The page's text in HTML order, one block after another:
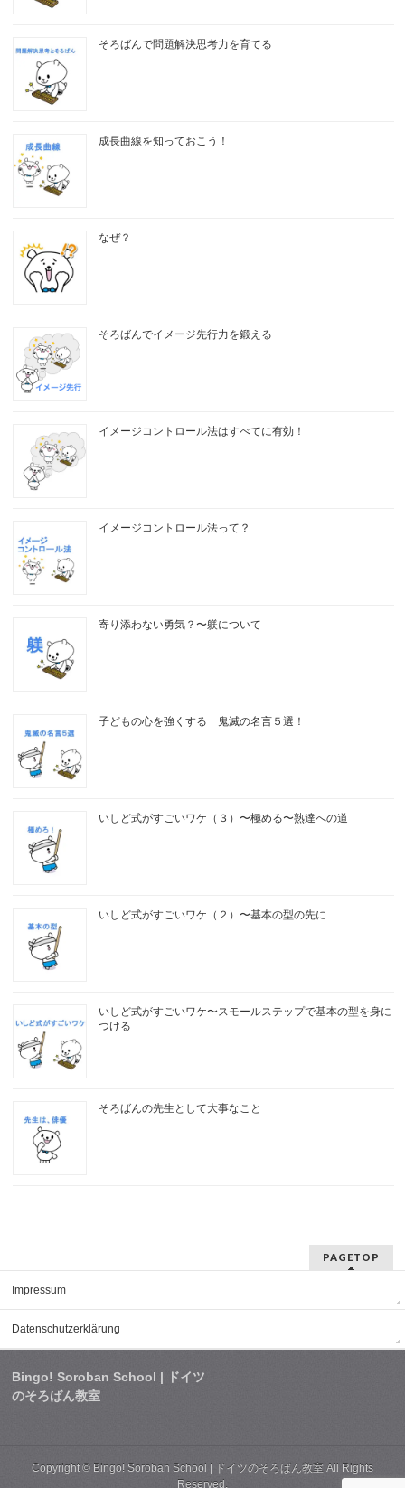
そろばんで問題解決思考力を育てる
成長曲線を知っておこう！
なぜ？
そろばんでイメージ先行力を鍛える
イメージコントロール法はすべてに有効！
イメージコントロール法って？
寄り添わない勇気？〜躾について
子どもの心を強くする 鬼滅の名言５選！
いしど式がすごいワケ（３）〜極める〜熟達への道
いしど式がすごいワケ（２）〜基本の型の先に
いしど式がすごいワケ〜スモールステップで基本の型を身に
つける
そろばんの先生として大事なこと
PAGETOP
Impressum
Datenschutzerklärung
Bingo! Soroban School | ドイツ
のそろばん教室
Copyright © Bingo! Soroban School | ドイツのそろばん教室All Rights
Reserved.